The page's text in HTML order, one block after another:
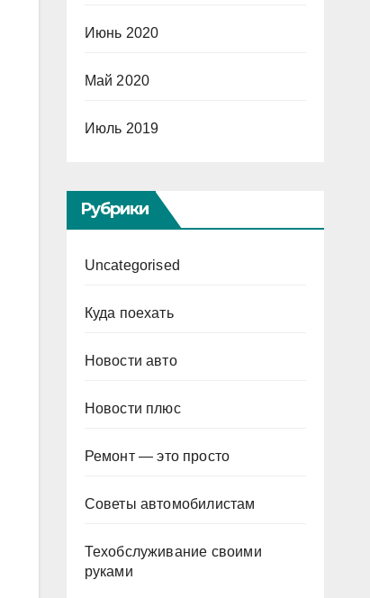
Июнь 2020
Май 2020
Июль 2019
Рубрики
Uncategorised
Куда поехать
Новости авто
Новости плюс
Ремонт — это просто
Советы автомобилистам
Техобслуживание своими
руками